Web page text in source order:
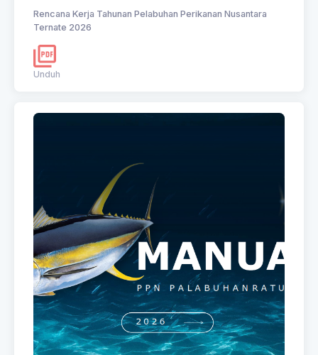
Rencana Kerja Tahunan Pelabuhan Perikanan Nusantara
Ternate 2026
Unduh